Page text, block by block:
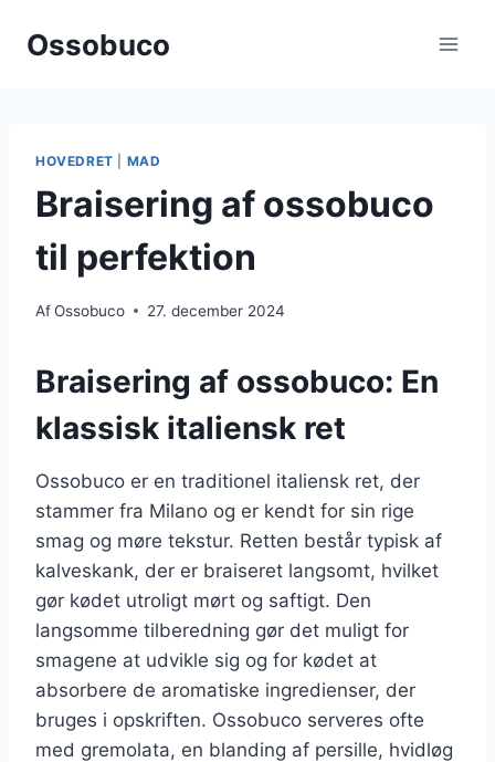
Ossobuco
HOVEDRET MAD
Braisering af ossobuco
til perfektion
AfOssobuco 27. december 2024
Braisering af ossobuco: En
klassisk italiensk ret
Ossobuco er en traditionel italiensk ret, der
stammer fra Milano og er kendt for sin rige
smag og møre tekstur. Retten består typisk af
kalveskank, der er braiseret langsomt, hvilket
gør kødet utroligt mørt og saftigt. Den
langsomme tilberedning gør det muligt for
smagene at udvikle sig og for kødet at
absorbere de aromatiske ingredienser, der
bruges i opskriften. Ossobuco serveres ofte
med gremolata, en blanding af persille, hvidløg